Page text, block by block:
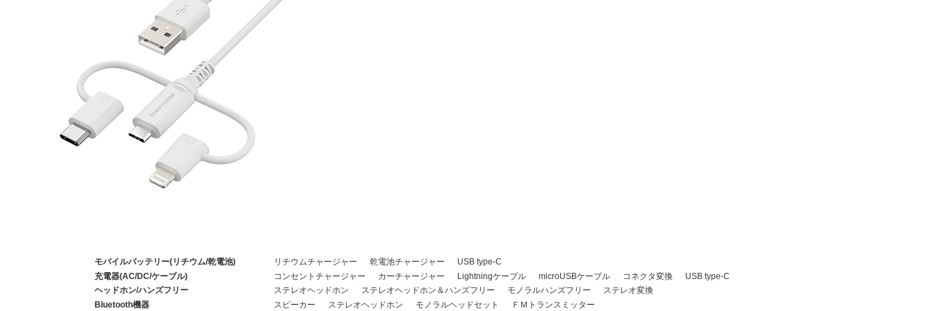
モバイルバッテリー(リチウム/乾電池) リチウムチャージャー 乾電池チャージャー
USB type-C
充電器(AC/DC/ケーブル)
コンセントチャージャー カーチャージャー Lightningケーブル microUSBケーブル コネクタ変換
USB type-C
ヘッドホン/ハンズフリー
ステレオヘッドホン ステレオヘッドホン＆ハンズフリー モノラルハンズフリー
ステレオ変換
Bluetooth機器
スピーカー ステレオヘッドホン モノラルヘッドセット ＦＭトランスミッター